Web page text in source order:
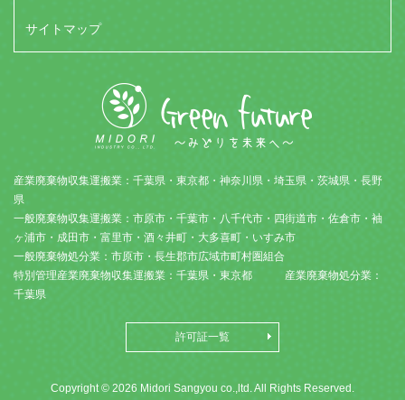
サイトマップ
産業廃棄物収集運搬業：千葉県・東京都・神奈川県・埼玉県・茨城県・長野
県
一般廃棄物収集運搬業：市原市・千葉市・八千代市・四街道市・佐倉市・袖
ヶ浦市・成田市・富里市・酒々井町・大多喜町・いすみ市
一般廃棄物処分業：市原市・長生郡市広域市町村圏組合
特別管理産業廃棄物収集運搬業：千葉県・東京都 産業廃棄物処分業：
千葉県
許可証一覧
Copyright © 2026 Midori Sangyou co.,ltd. All Rights Reserved.